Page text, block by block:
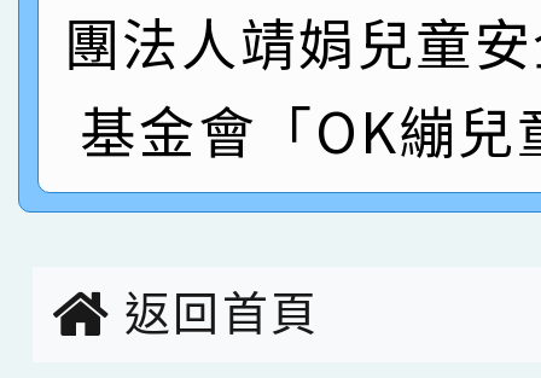
名 指導老師王老師、
園市英語競賽國小朗讀
指導老師林老師
賀！本校參加桃園市中
賽 劉文瑛教師榮獲教
賀！本校參與2026世
團法人靖娟兒童
基金會「OK繃兒
返回首頁